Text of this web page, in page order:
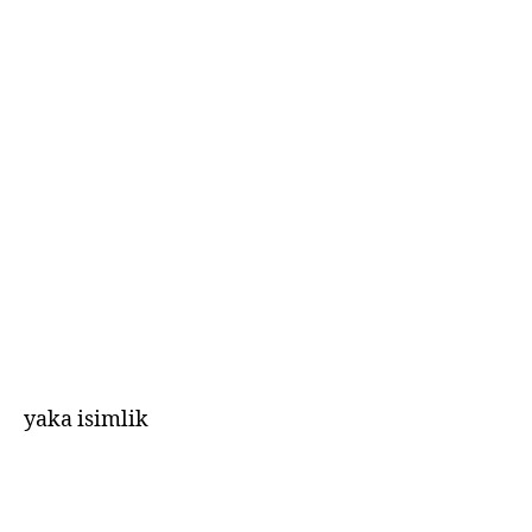
yaka isimlik